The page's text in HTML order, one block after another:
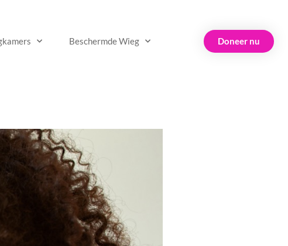
Beschermde Wieg Doneer nu